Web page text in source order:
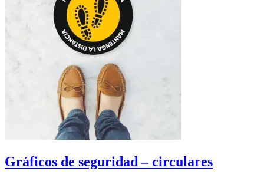
Gráficos de seguridad – circulares